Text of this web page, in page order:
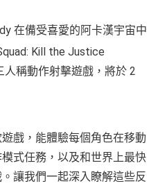
在備受喜愛的阿卡漢宇宙中
Kill the Justice
稱動作射擊遊戲，將於 2
戲，能體驗每個角色在移動
式任務，以及和世界上最快
讓我們一起深入瞭解這些反